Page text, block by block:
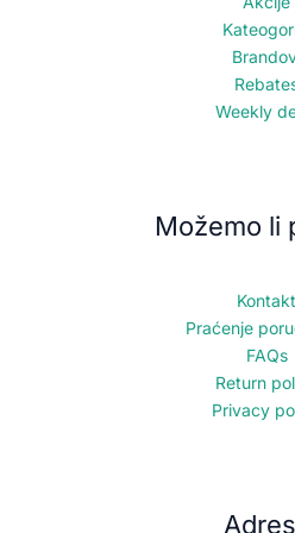
Weekly
Možemo li
Kontakt
Praćenje
FAQs
Return
Privacy